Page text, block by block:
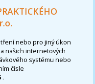
nebo pro jiný úkon
našich internetových
systému nebo
čísle
.